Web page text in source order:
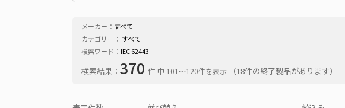
メーカー： すべて
カテゴリー： すべて
検索ワード： IEC 62443
検索結果： 370 件 中 101〜120件を表示 （18件の終了製品があります）